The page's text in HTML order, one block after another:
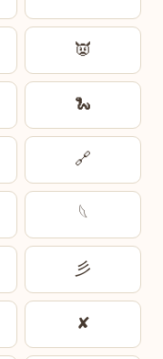
👿
🐍
🔗
𓆩
彡
✘